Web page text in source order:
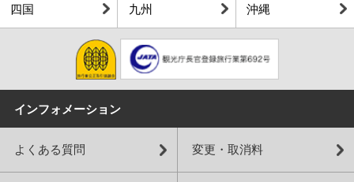
四国 九州 沖縄
インフォメーション
よくある質問 変更・取消料